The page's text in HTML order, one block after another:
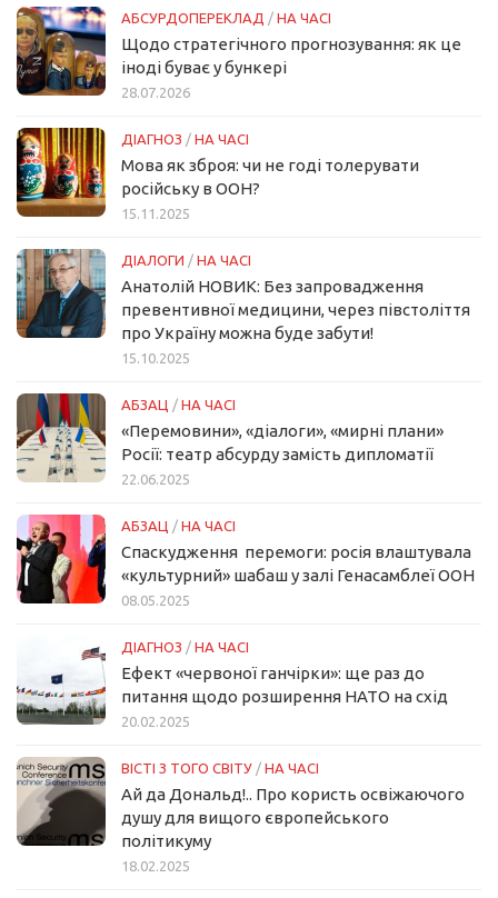
АБСУРДОПЕРЕКЛАД / НА ЧАСІ
Щодо стратегічного прогнозування: як це
іноді буває у бункері
28.07.2026
ДІАГНОЗ / НА ЧАСІ
Мова як зброя: чи не годі толерувати
російську в ООН?
15.11.2025
ДІАЛОГИ / НА ЧАСІ
Анатолій НОВИК: Без запровадження
превентивної медицини, через півстоліття
про Україну можна буде забути!
15.10.2025
АБЗАЦ / НА ЧАСІ
«Перемовини», «діалоги», «мирні плани»
Росії: театр абсурду замість дипломатії
22.06.2025
АБЗАЦ / НА ЧАСІ
Спаскудження перемоги: росія влаштувала
«культурний» шабаш у залі Генасамблеї ООН
08.05.2025
ДІАГНОЗ / НА ЧАСІ
Ефект «червоної ганчірки»: ще раз до
питання щодо розширення НАТО на схід
20.02.2025
ВІСТІ З ТОГО СВІТУ / НА ЧАСІ
Ай да Дональд!.. Про користь освіжаючого
душу для вищого європейського
політикуму
18.02.2025